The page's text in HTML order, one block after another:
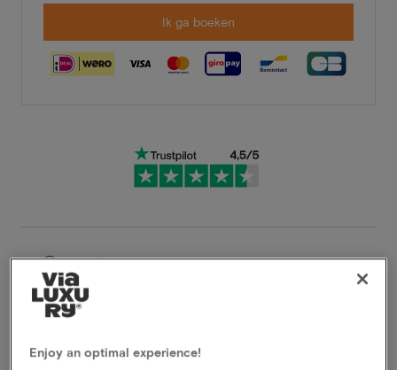
Ik ga boeken
Zeer flexibele annuleringsvoorwaarden
Profiteer direct van hoge kortingen
aanbiedingen
Enjoy an optimal experience!